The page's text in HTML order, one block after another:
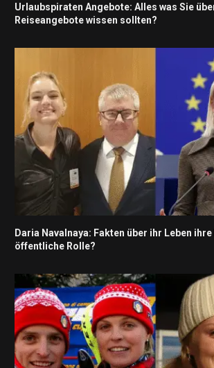
Urlaubspiraten Angebote: Alles was Sie
Reiseangebote wissen sollten?
Daria Navalnaya: Fakten über ihr Leben
öffentliche Rolle?